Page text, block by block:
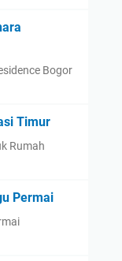
Bogor
Timur
Rumah
Permai